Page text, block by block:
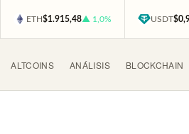
ETH$1.915,48▲ 1,0% USDT
ALTCOINS ANÁLISIS BLOCKCHAIN